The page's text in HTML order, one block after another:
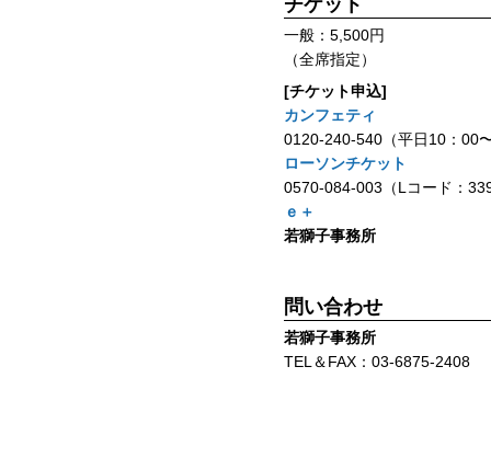
チケット
一般：5,500円
（全席指定）
[チケット申込]
カンフェティ
0120-240-540（平日10：00
ローソンチケット
0570-084-003（Lコード：
ｅ＋
若獅子事務所
問い合わせ
若獅子事務所
TEL＆FAX：03-6875-2408